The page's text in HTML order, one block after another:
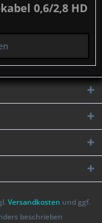
0,6/2,8 HD
Versandkosten und ggf.
beschrieben